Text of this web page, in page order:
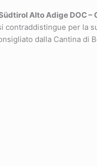
Alto Adige DOC –
contraddistingue per la
dalla Cantina di